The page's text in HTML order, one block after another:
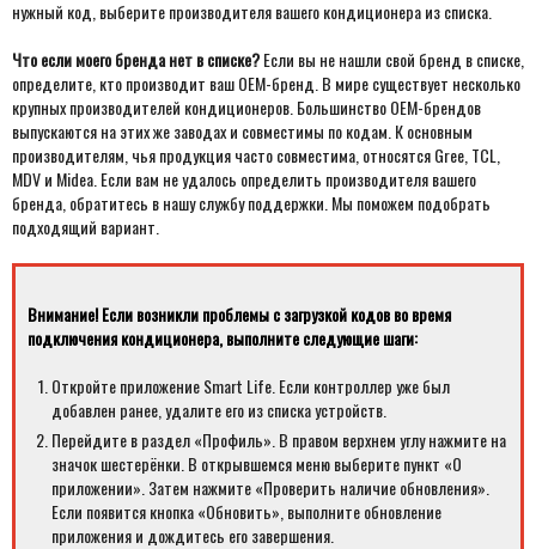
нужный код, выберите производителя вашего кондиционера из списка.
Что если моего бренда нет в списке?Если вы не нашли свой бренд в списке,
определите, кто производит ваш OEM-бренд. В мире существует несколько
крупных производителей кондиционеров. Большинство OEM-брендов
выпускаются на этих же заводах и совместимы по кодам. К основным
производителям, чья продукция часто совместима, относятся Gree, TCL,
MDV и Midea. Если вам не удалось определить производителя вашего
бренда, обратитесь в нашу службу поддержки. Мы поможем подобрать
подходящий вариант.
Внимание! Если возникли проблемы с загрузкой кодов во время
подключения кондиционера, выполните следующие шаги:
Откройте приложение Smart Life. Если контроллер уже был
добавлен ранее, удалите его из списка устройств.
Перейдите в раздел «Профиль». В правом верхнем углу нажмите на
значок шестерёнки. В открывшемся меню выберите пункт «О
приложении». Затем нажмите «Проверить наличие обновления».
Если появится кнопка «Обновить», выполните обновление
приложения и дождитесь его завершения.